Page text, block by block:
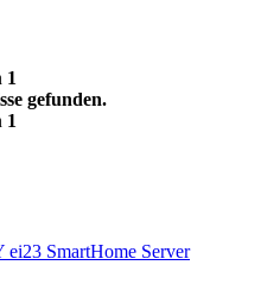
1
gefunden.
1
SmartHome Server